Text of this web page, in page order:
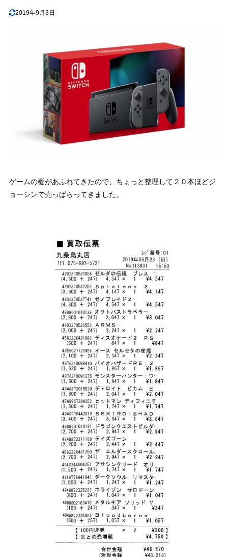
2019年9月3日
ゲームの棚があふれてきたので、ちょっと整理して２０本ほどジ
ョーシンで売っぱらってきました。